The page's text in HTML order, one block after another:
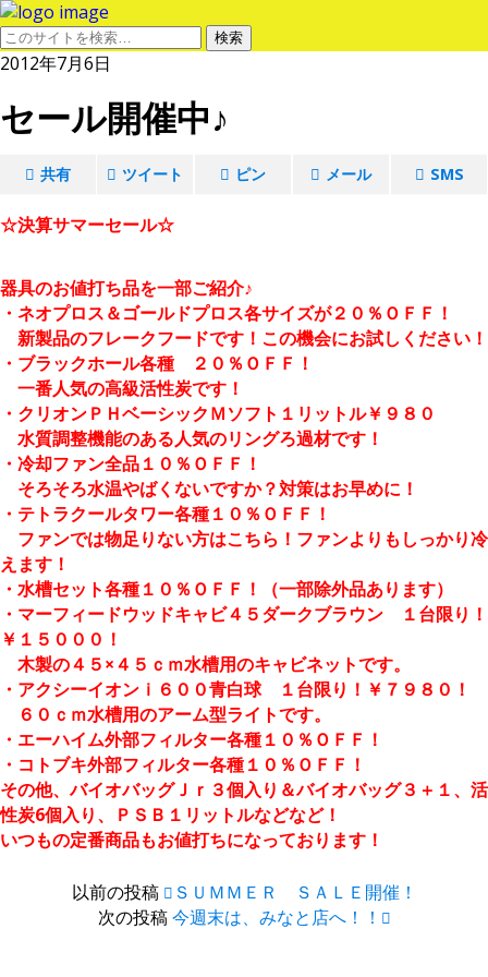
2012年7月6日
セール開催中♪
共有 ツイート ピン メール SMS
☆決算サマーセール☆
器具のお値打ち品を一部ご紹介♪
・ネオプロス＆ゴールドプロス各サイズが２０％ＯＦＦ！
新製品のフレークフードです！この機会にお試しください！
・ブラックホール各種 ２０％ＯＦＦ！
一番人気の高級活性炭です！
・クリオンＰＨベーシックＭソフト１リットル￥９８０
水質調整機能のある人気のリングろ過材です！
・冷却ファン全品１０％ＯＦＦ！
そろそろ水温やばくないですか？対策はお早めに！
・テトラクールタワー各種１０％ＯＦＦ！
ファンでは物足りない方はこちら！ファンよりもしっかり冷
えます！
・水槽セット各種１０％ＯＦＦ！（一部除外品あります）
・マーフィードウッドキャビ４５ダークブラウン １台限り！
￥１５０００！
木製の４５×４５ｃｍ水槽用のキャビネットです。
・アクシーイオンｉ６００青白球 １台限り！￥７９８０！
６０ｃｍ水槽用のアーム型ライトです。
・エーハイム外部フィルター各種１０％ＯＦＦ！
・コトブキ外部フィルター各種１０％ＯＦＦ！
その他、バイオバッグＪｒ３個入り＆バイオバッグ３＋１、活
性炭6個入り、ＰＳＢ１リットルなどなど！
いつもの定番商品もお値打ちになっております！
以前の投稿
ＳＵＭＭＥＲ ＳＡＬＥ開催！
次の投稿今週末は、みなと店へ！！